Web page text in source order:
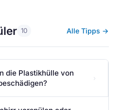
10 Alle Tipps →
die Plastikhülle von
›